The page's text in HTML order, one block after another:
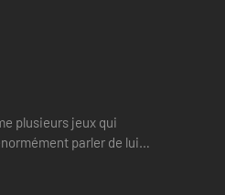
plusieurs jeux qui
parler de lui